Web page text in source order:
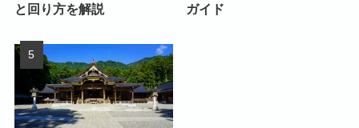
と回り方を解説
ガイド